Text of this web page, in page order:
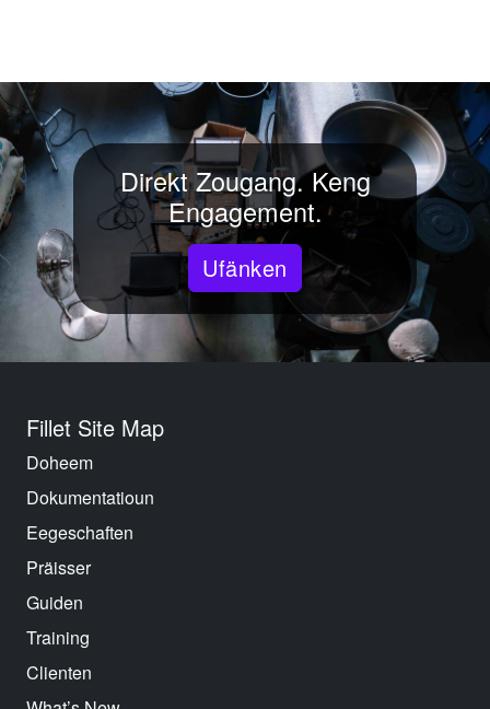
Direkt Zougang. Keng
Engagement.
Ufänken
Fillet Site Map
Doheem
Dokumentatioun
Eegeschaften
Präisser
Guiden
Training
Clienten